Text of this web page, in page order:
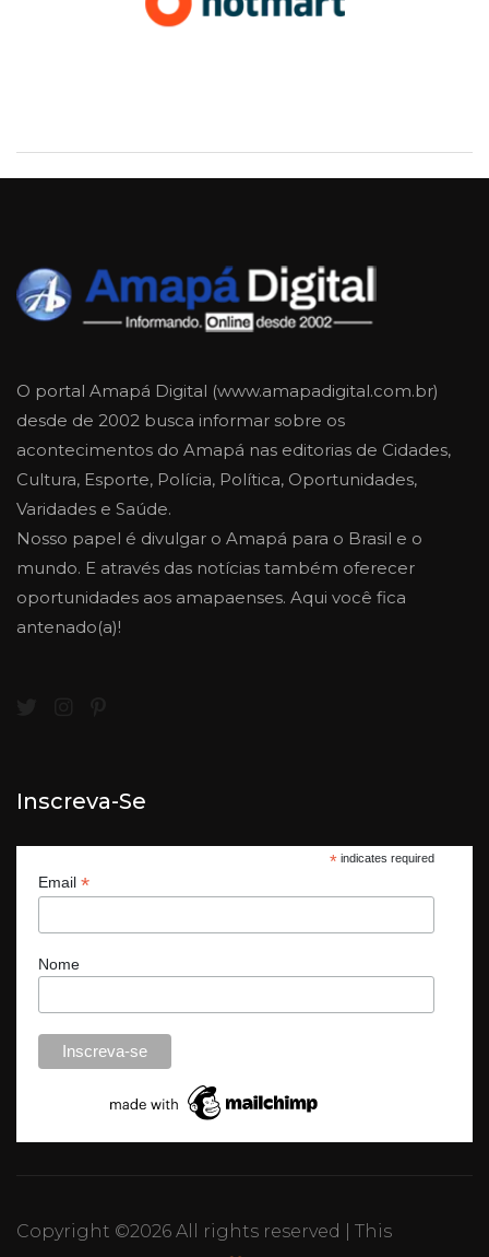
O portal Amapá Digital (www.amapadigital.com.br)
desde de 2002 busca informar sobre os
acontecimentos do Amapá nas editorias de Cidades,
Cultura, Esporte, Polícia, Política, Oportunidades,
Varidades e Saúde.
Nosso papel é divulgar o Amapá para o Brasil e o
mundo. E através das notícias também oferecer
oportunidades aos amapaenses. Aqui você fica
antenado(a)!
Inscreva-Se
*indicates required
Email *
Nome
Copyright ©2026 All rights reserved | This